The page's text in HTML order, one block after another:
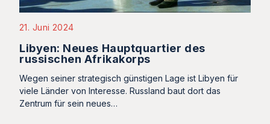
21. Juni 2024
Libyen: Neues Hauptquartier des
russischen Afrikakorps
Wegen seiner strategisch günstigen Lage ist Libyen für
viele Länder von Interesse. Russland baut dort das
Zentrum für sein neues…